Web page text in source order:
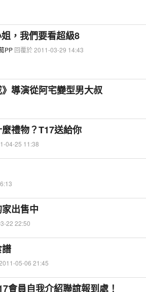
，我們要看超級8
PP回覆於 2011-03-29 14:43
導演從阿宅變型男大叔
禮物？T17送給你
04-25 11:38
出售中
22 22:50
05-06 21:45
會員自我介紹聯誼報到處！